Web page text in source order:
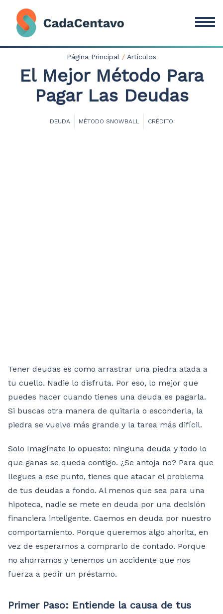
Página Principal / Artículos
El Mejor Método Para
Pagar Las Deudas
DEUDA MÉTODO SNOWBALL CRÉDITO
Tener deudas es como arrastrar una piedra atada a
tu cuello. Nadie lo disfruta. Por eso, lo mejor que
puedes hacer cuando tienes una deuda es pagarla.
Si buscas otra manera de quitarla o esconderla, la
piedra se vuelve más grande y la tarea más difícil.
Solo Imagínate lo opuesto: ninguna deuda y todo lo
que ganas se queda contigo. ¿Se antoja no? Para que
llegues a ese punto, tienes que atacar el problema
de tus deudas a fondo. Al menos que sea para una
hipoteca, nadie se mete en deuda por una decisión
financiera inteligente. Caemos en deuda por nuestro
comportamiento. Porque queremos algo ahorita, en
vez de esperarnos a comprarlo de contado. Porque
no ahorramos y tenemos un accidente que nos
fuerza a pedir un préstamo.
Primer Paso: Entiende la causa de tus